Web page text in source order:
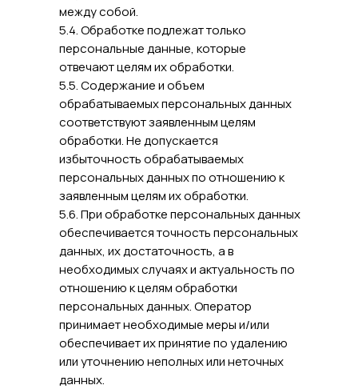
между собой.
5.4. Обработке подлежат только
персональные данные, которые
отвечают целям их обработки.
5.5. Содержание и объем
обрабатываемых персональных данных
соответствуют заявленным целям
обработки. Не допускается
избыточность обрабатываемых
персональных данных по отношению к
заявленным целям их обработки.
5.6. При обработке персональных данных
обеспечивается точность персональных
данных, их достаточность, а в
необходимых случаях и актуальность по
отношению к целям обработки
персональных данных. Оператор
принимает необходимые меры и/или
обеспечивает их принятие по удалению
или уточнению неполных или неточных
данных.